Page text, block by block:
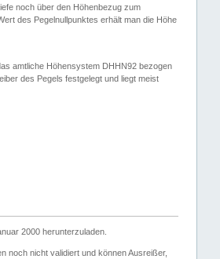
noch über den Höhenbezug zum
des Pegelnullpunktes erhält man die Höhe
amtliche Höhensystem DHHN92 bezogen
des Pegels festgelegt und liegt meist
2000 herunterzuladen.
noch nicht validiert und können Ausreißer,